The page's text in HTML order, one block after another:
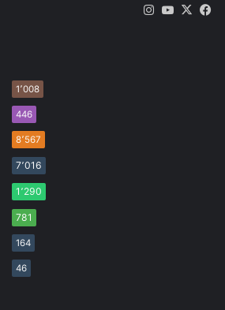
فيسبوك
‫X
‫YouTube
1٬008
446
8٬567
7٬016
1٬290
781
164
46